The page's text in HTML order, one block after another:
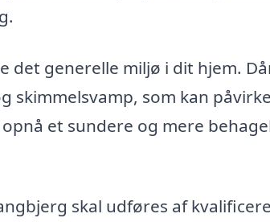
det generelle miljø i dit hjem.
skimmelsvamp, som kan påvirke
et sundere og mere
skal udføres af